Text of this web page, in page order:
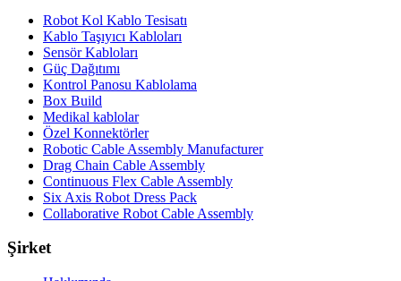
Robot Kol Kablo Tesisatı
Kablo Taşıyıcı Kabloları
Sensör Kabloları
Güç Dağıtımı
Kontrol Panosu Kablolama
Box Build
Medikal kablolar
Özel Konnektörler
Robotic Cable Assembly Manufacturer
Drag Chain Cable Assembly
Continuous Flex Cable Assembly
Six Axis Robot Dress Pack
Collaborative Robot Cable Assembly
Şirket